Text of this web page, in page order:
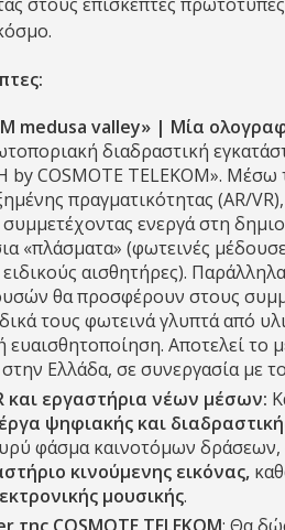
medusa valley» | Μία
διαδραστική
by COSMOTE TELEKOM».
πραγματικότητας (AR/
ενεργά στη
«πλάσματα» (φωτεινές
αισθητήρες).
θα προσφέρουν στους
τους φωτεινά γλυπτά από
ευαισθητοποίηση. Αποτελεί
στην Ελλάδα, σε συνεργασία με
και εργαστήρια νέων μέσων:
έργα ψηφιακής και
φάσμα καινοτόμων
κινούμενης εικόνας,
μουσικής.